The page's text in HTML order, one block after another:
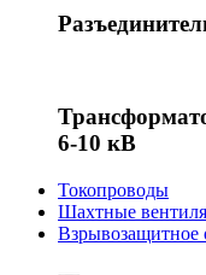
6-10 кВ
Токопроводы
Шахтные
Взрывозащитное